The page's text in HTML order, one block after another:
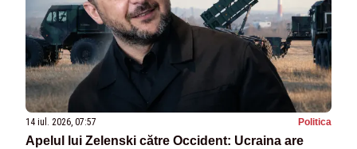
14 iul. 2026, 07:57 Politica
Apelul lui Zelenski către Occident: Ucraina are